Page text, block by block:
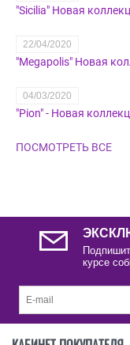
"Sicilia" Новая
22/04/2020
"Megapolis" Новая
04/03/2020
"Pion" - Новая
ПОСМОТРЕТЬ ВСЕ
курсе